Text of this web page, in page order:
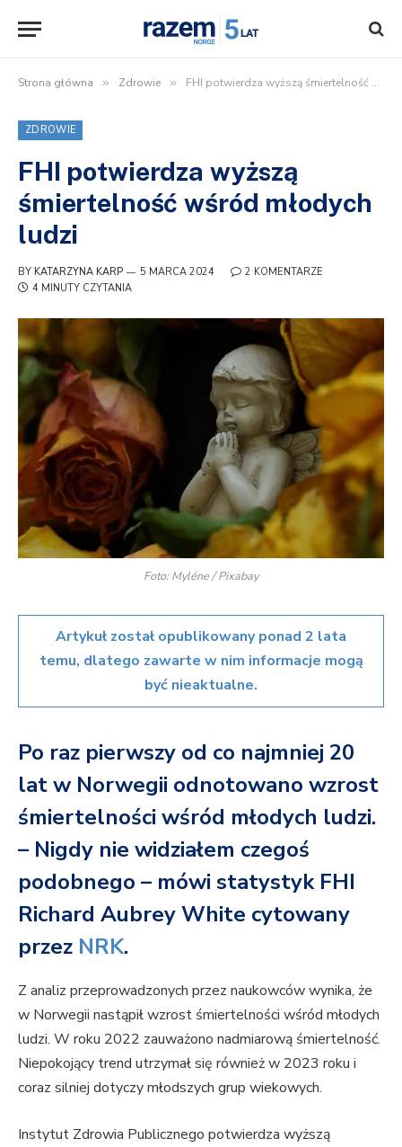
Strona główna » Zdrowie » FHI potwierdza wyższą śmiertelność wśród młodych ludzi
ZDROWIE
FHI potwierdza wyższą
śmiertelność wśród młodych
ludzi
BY KATARZYNA KARP 5 MARCA 2024
2 KOMENTARZE
4 MINUTY CZYTANIA
Foto: Myléne / Pixabay
Artykuł został opublikowany ponad 2 lata
temu, dlatego zawarte w nim informacje mogą
być nieaktualne.
Po raz pierwszy od co najmniej 20
lat w Norwegii odnotowano wzrost
śmiertelności wśród młodych ludzi.
– Nigdy nie widziałem czegoś
podobnego – mówi statystyk FHI
Richard Aubrey White cytowany
przez NRK.
Z analiz przeprowadzonych przez naukowców wynika, że
w Norwegii nastąpił wzrost śmiertelności wśród młodych
ludzi. W roku 2022 zauważono nadmiarową śmiertelność.
Niepokojący trend utrzymał się również w 2023 roku i
coraz silniej dotyczy młodszych grup wiekowych.
Instytut Zdrowia Publicznego potwierdza wyższą